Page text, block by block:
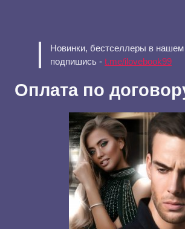
Новинки, бестселлеры в нашем
подпишись - t.me/ilovebook99
Оплата по